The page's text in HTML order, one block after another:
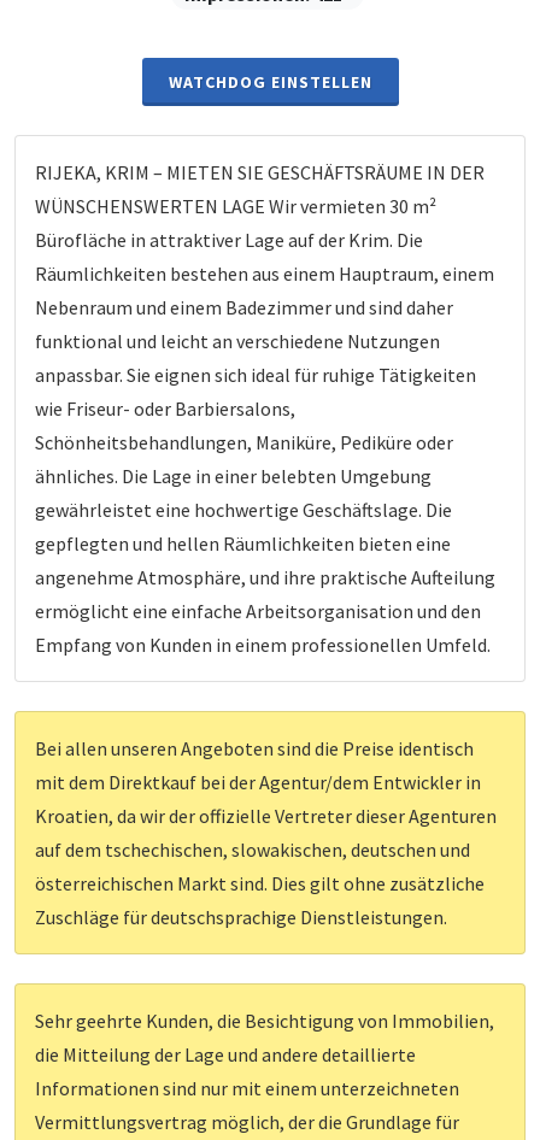
WATCHDOG EINSTELLEN
RIJEKA, KRIM – MIETEN SIE GESCHÄFTSRÄUME IN DER
WÜNSCHENSWERTEN LAGE Wir vermieten 30 m²
Bürofläche in attraktiver Lage auf der Krim. Die
Räumlichkeiten bestehen aus einem Hauptraum, einem
Nebenraum und einem Badezimmer und sind daher
funktional und leicht an verschiedene Nutzungen
anpassbar. Sie eignen sich ideal für ruhige Tätigkeiten
wie Friseur- oder Barbiersalons,
Schönheitsbehandlungen, Maniküre, Pediküre oder
ähnliches. Die Lage in einer belebten Umgebung
gewährleistet eine hochwertige Geschäftslage. Die
gepflegten und hellen Räumlichkeiten bieten eine
angenehme Atmosphäre, und ihre praktische Aufteilung
ermöglicht eine einfache Arbeitsorganisation und den
Empfang von Kunden in einem professionellen Umfeld.
Bei allen unseren Angeboten sind die Preise identisch
mit dem Direktkauf bei der Agentur/dem Entwickler in
Kroatien, da wir der offizielle Vertreter dieser Agenturen
auf dem tschechischen, slowakischen, deutschen und
österreichischen Markt sind. Dies gilt ohne zusätzliche
Zuschläge für deutschsprachige Dienstleistungen.
Sehr geehrte Kunden, die Besichtigung von Immobilien,
die Mitteilung der Lage und andere detaillierte
Informationen sind nur mit einem unterzeichneten
Vermittlungsvertrag möglich, der die Grundlage für